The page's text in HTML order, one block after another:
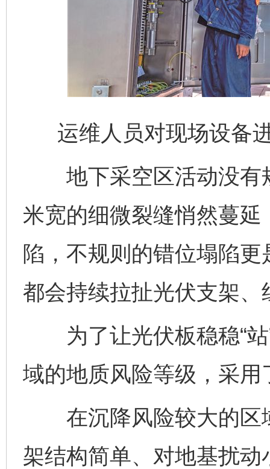
运维人员对现场设备
地下采空区活动没有
米宽的细微裂缝悄然蔓
陷，不规则的错位塌陷
都会持续拉扯光伏支架
为了让光伏板稳稳“站
域的地质风险等级，采
在沉降风险较大的区
架结构简单、对地基扰